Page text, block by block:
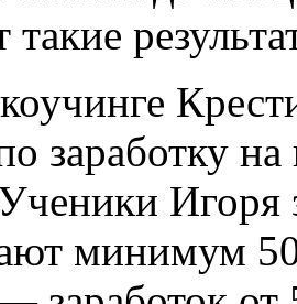
заработку
Игоря
минимум